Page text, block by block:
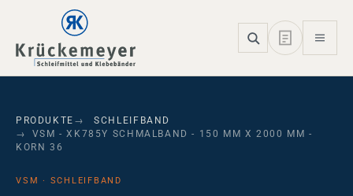
Skip to main navigation
Skip to main content
Skip to page footer
PRODUKTE
SCHLEIFBAND
VSM - XK785Y SCHMALBAND - 150 MM X 2000 MM -
KORN 36
VSM · SCHLEIFBAND